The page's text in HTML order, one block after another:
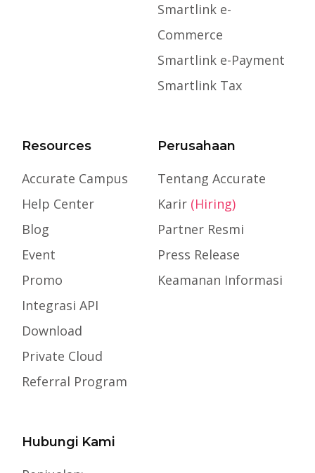
Smartlink e-
Commerce
Smartlink e-Payment
Smartlink Tax
Resources
Accurate Campus
Help Center
Blog
Event
Promo
Integrasi API
Download
Private Cloud
Referral Program
Perusahaan
Tentang Accurate
Karir (Hiring)
Partner Resmi
Press Release
Keamanan Informasi
Hubungi Kami